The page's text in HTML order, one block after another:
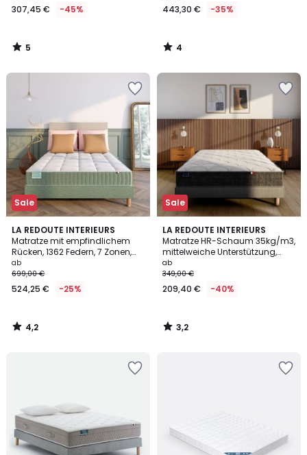
307,45 € -45%
5
/
443,30 € -35%
4
/
Sale
LA REDOUTE INTERIEURS
Matratze mit empfindlichem
Rücken, 1362 Federn, 7 Zonen,
feste Unterstützung, belebender
Liegekomfor
ab
699,00 €
524,25 € -25%
4,2
/ 5
4,2
/
Sale
LA REDOUTE INTERIEURS
Matratze HR-Schaum 35kg/m3,
mittelweiche Unterstützung,
weicher Liegekomfort
ab
349,00 €
209,40 € -40%
3,2
/ 5
3,2
/